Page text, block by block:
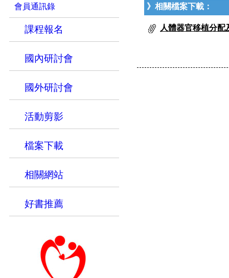
會員通訊錄
課程報名
國內研討會
國外研討會
活動剪影
檔案下載
相關網站
好書推薦
》相關檔案下載：
人體器官移植分配